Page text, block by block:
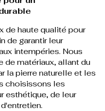
de haute qualité pour
de garantir leur
intempéries. Nous
de matériaux, allant du
la pierre naturelle et les
choisissons les
esthétique, de leur